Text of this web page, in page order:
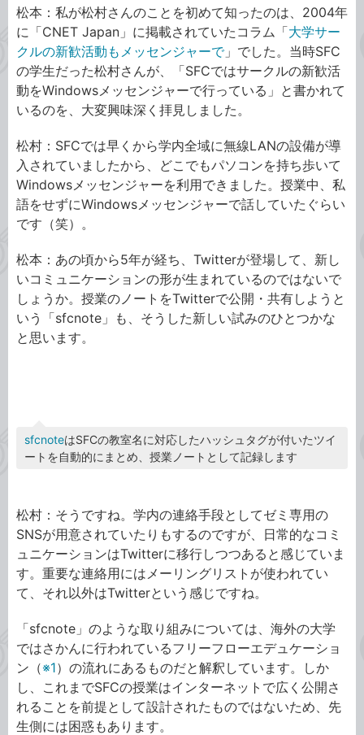
松本：私が松村さんのことを初めて知ったのは、2004年
に「CNET Japan」に掲載されていたコラム「大学サー
クルの新歓活動もメッセンジャーで」でした。当時SFC
の学生だった松村さんが、「SFCではサークルの新歓活
動をWindowsメッセンジャーで行っている」と書かれて
いるのを、大変興味深く拝見しました。
松村：SFCでは早くから学内全域に無線LANの設備が導
入されていましたから、どこでもパソコンを持ち歩いて
Windowsメッセンジャーを利用できました。授業中、私
語をせずにWindowsメッセンジャーで話していたぐらい
です（笑）。
松本：あの頃から5年が経ち、Twitterが登場して、新し
いコミュニケーションの形が生まれているのではないで
しょうか。授業のノートをTwitterで公開・共有しようと
いう「sfcnote」も、そうした新しい試みのひとつかな
と思います。
sfcnoteはSFCの教室名に対応したハッシュタグが付いたツイ
ートを自動的にまとめ、授業ノートとして記録します
松村：そうですね。学内の連絡手段としてゼミ専用の
SNSが用意されていたりもするのですが、日常的なコミ
ュニケーションはTwitterに移行しつつあると感じていま
す。重要な連絡用にはメーリングリストが使われてい
て、それ以外はTwitterという感じですね。
「sfcnote」のような取り組みについては、海外の大学
ではさかんに行われているフリーフローエデュケーショ
ン （※1） の流れにあるものだと解釈しています。しか
し、これまでSFCの授業はインターネットで広く公開さ
れることを前提として設計されたものではないため、先
生側には困惑もあります。